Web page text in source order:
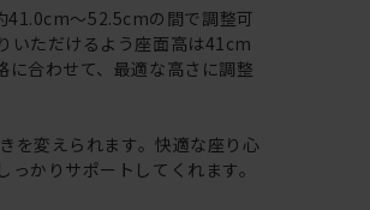
41.0cm～52.5cmの間で調整可
いただけるよう座面高は41cm
に合わせて、最適な高さに調整
を変えられます。快適な座り心
かりサポートしてくれます。